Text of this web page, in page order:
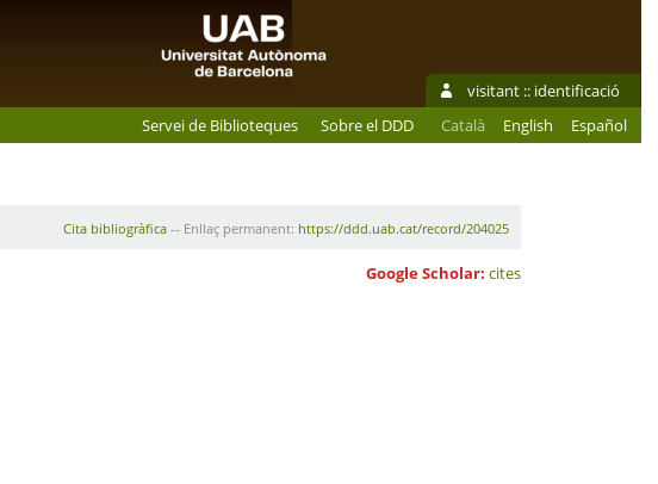
visitant :: identificació
Servei de Biblioteques Sobre el DDD Català English Español
Cita bibliogràfica-- Enllaç permanent: https://ddd.uab.cat/record/204025
Google Scholar: cites